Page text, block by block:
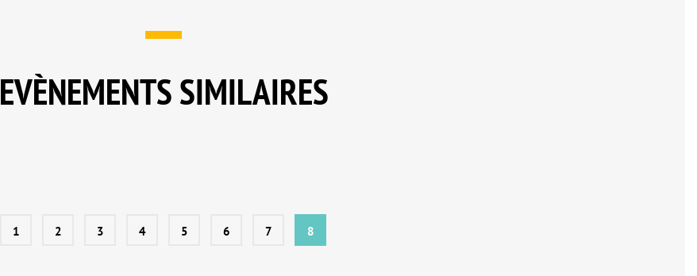
EVÈNEMENTS SIMILAIRES
1 2 3 4 5 6 7 8